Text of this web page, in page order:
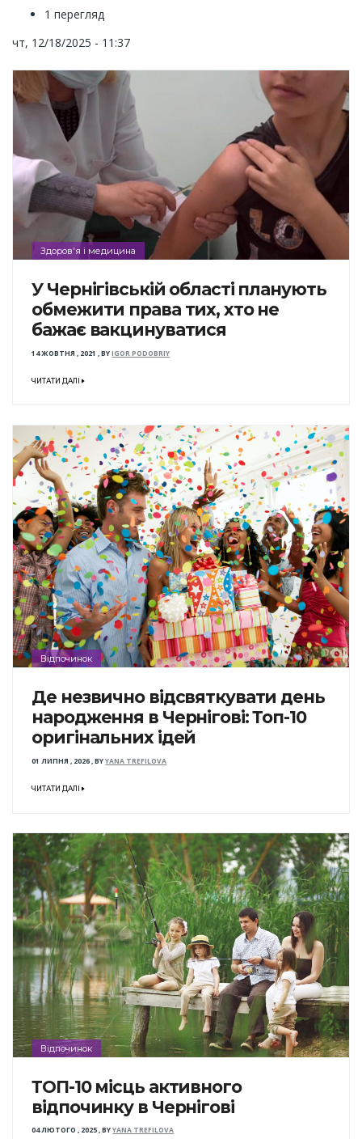
1 перегляд
чт, 12/18/2025 - 11:37
Здоров'я і медицина
У Чернігівській області планують
обмежити права тих, хто не
бажає вакцинуватися
14 ЖОВТНЯ , 2021 ,BYIGOR PODOBRIY
ЧИТАТИ ДАЛІ
Відпочинок
Де незвично відсвяткувати день
народження в Чернігові: Топ-10
оригінальних ідей
01 ЛИПНЯ , 2026,BYYANA TREFILOVA
ЧИТАТИ ДАЛІ
Відпочинок
ТОП-10 місць активного
відпочинку в Чернігові
04 ЛЮТОГО , 2025,BYYANA TREFILOVA